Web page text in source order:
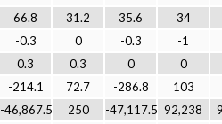
66.8 31.2 35.6
34
-0.3 0 -0.3
-1
0.3 0.3 0
0
-214.1 72.7 -286.8
103
-46,867.5 250 -47,117.5 92,238